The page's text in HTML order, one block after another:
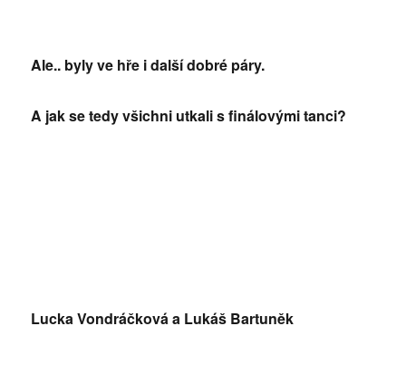
Ale.. byly ve hře i další dobré páry.
A jak se tedy všichni utkali s finálovými tanci?
Lucka Vondráčková a Lukáš Bartuněk